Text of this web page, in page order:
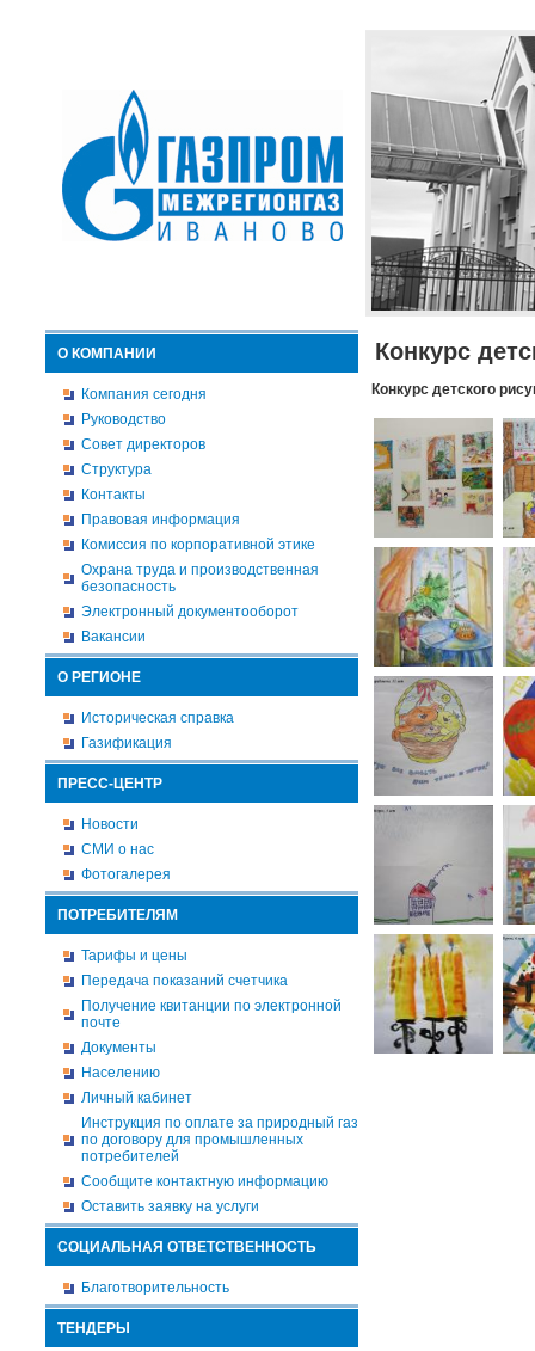
О КОМПАНИИ
Компания сегодня
Руководство
Совет директоров
Структура
Контакты
Правовая информация
Комиссия по корпоративной этике
Охрана труда и производственная
безопасность
Электронный документооборот
Вакансии
О РЕГИОНЕ
Историческая справка
Газификация
ПРЕСС-ЦЕНТР
Новости
СМИ о нас
Фотогалерея
ПОТРЕБИТЕЛЯМ
Тарифы и цены
Передача показаний счетчика
Получение квитанции по электронной
почте
Документы
Населению
Личный кабинет
Инструкция по оплате за природный газ
по договору для промышленных
потребителей
Сообщите контактную информацию
Оставить заявку на услуги
СОЦИАЛЬНАЯ ОТВЕТСТВЕННОСТЬ
Благотворительность
ТЕНДЕРЫ
Конкурс
Конкурс детского